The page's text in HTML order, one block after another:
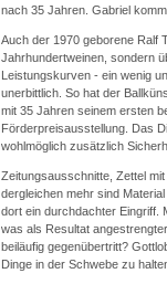
nach 35 Jahren. Gabriel
Auch der 1970 geborene Ralf
Jahrhundertweinen, sondern
Leistungskurven - ein wenig
unerbittlich. So hat der
mit 35 Jahren seinem ersten
Förderpreisausstellung. Das
wohlmöglich zusätzlich
Zeitungsausschnitte, Zettel
dergleichen mehr sind
dort ein durchdachter Eingriff.
was als Resultat
beiläufig gegenübertritt?
Dinge in der Schwebe zu